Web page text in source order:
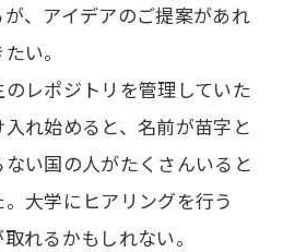
、アイデアのご提案があれ
い。
レポジトリを管理していた
れ始めると、名前が苗字と
い国の人がたくさんいると
大学にヒアリングを行う
れるかもしれない。